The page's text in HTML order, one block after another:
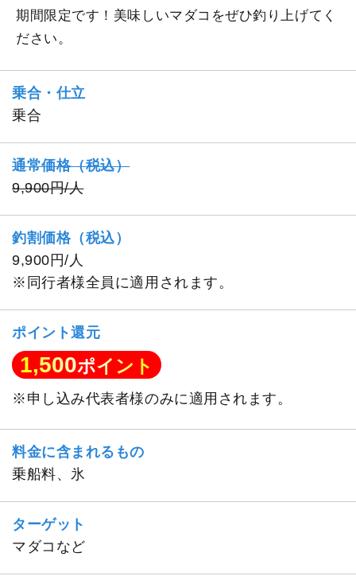
期間限定です！美味しいマダコをぜひ釣り上げてく
ださい。
乗合・仕立
乗合
通常価格（税込）
9,900円/人
釣割価格（税込）
9,900円/人
※同行者様全員に適用されます。
ポイント還元
1,500ポイント
※申し込み代表者様のみに適用されます。
料金に含まれるもの
乗船料、氷
ターゲット
マダコなど